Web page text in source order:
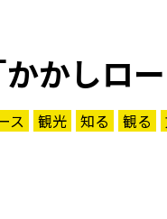
かしロ
ス 観光 知る 観る